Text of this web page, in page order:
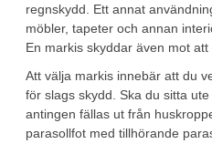
regnskydd. Ett annat
möbler, tapeter och annan
En markis skyddar även mot att
Att välja markis innebär att du
för slags skydd. Ska du sitta
antingen fällas ut från
parasollfot med tillhörande